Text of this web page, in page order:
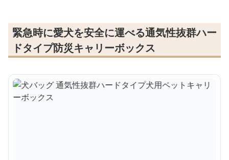
緊急時に愛犬を安全に運べる通気性抜群ハー
ドタイプ防災キャリーボックス